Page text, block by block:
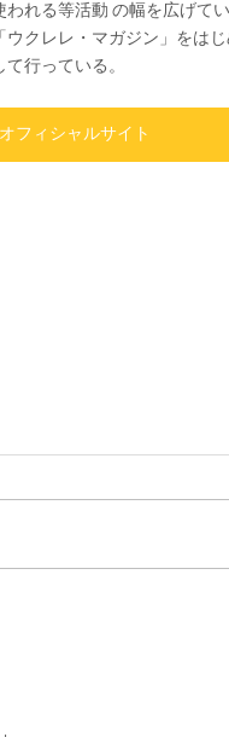
れる等活動 の幅を広げてい
ウクレレ・マガジン」をは
行っている。
フィシャルサイト